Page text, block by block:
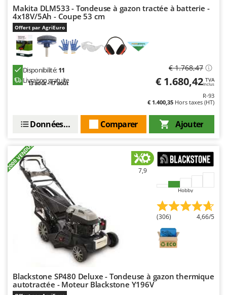
Makita DLM533 - Tondeuse à gazon tractée à batterie -
4x18V/5Ah - Coupe 53 cm
Offert par AgriEuro
Disponibilité:11
Livraison gratuite
13 août - 17 août
€ 1.768,47
€ 1.680,42 TVA
Inclus
R-93
€ 1.400,35 Hors taxes (HT)
Ajouter
Comparer
Données techniques
+2000 VENDUS 7,9
Hobby
(306) 4,66/5
Blackstone SP480 Deluxe - Tondeuse à gazon thermique
autotractée - Moteur Blackstone Y196V